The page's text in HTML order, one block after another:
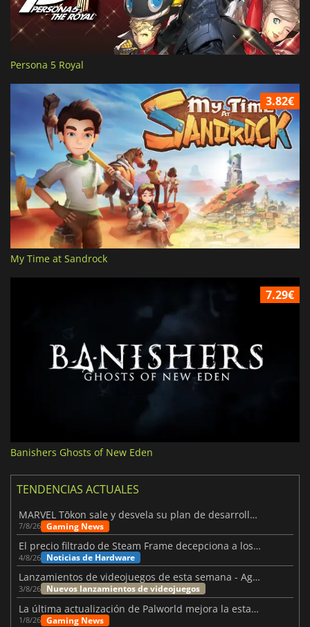
Persona 5 Royal
3.82€
My Time at Sandrock
7.29€
Banishers Ghosts of New Eden
TENDENCIAS ACTUALES
MARVEL Tōkon sale y desvela su plan de desarrollo para el primer año
7/8/26 Gaming News
El precio filtrado de Steam Frame decepciona a los usuarios
4/8/26 Noticias de Hardware
Lanzamientos de videojuegos de esta semana - Agosto de 2026 (semana 32)
3/8/26 Nuevos lanzamientos de videojuegos
La última actualización de Palworld mejora la estabilidad
1/8/26 Gaming News